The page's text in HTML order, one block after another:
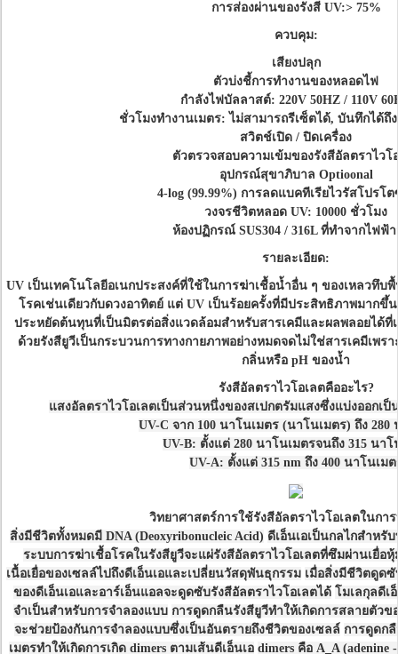
การส่องผ่านของรังสี UV:> 75%
ควบคุม:
เสียงปลุก
ตัวบ่งชี้การทำงานของหลอดไฟ
กำลังไฟบัลลาสต์: 220V 50HZ / 110V
ชั่วโมงทำงานเมตร: ไม่สามารถรีเซ็ตได้, บันทึกได้ถึง
สวิตช์เปิด / ปิดเครื่อง
ตัวตรวจสอบความเข้มของรังสีอัลตราไวโ
อุปกรณ์สุขาภิบาล Optioonal
4-log (99.99%) การลดแบคทีเรียไวรัสโปรโ
วงจรชีวิตหลอด UV: 10000 ชั่วโมง
ห้องปฏิกรณ์ SUS304 / 316L ที่ทำจากไฟฟ้
รายละเอียด:
UV เป็นเทคโนโลยีอเนกประสงค์ที่ใช้ในการฆ่าเชื้อน้ำอื่น ๆ ของเหลวทึบ
โรคเช่นเดียวกับดวงอาทิตย์ แต่ UV เป็นร้อยครั้งที่มีประสิทธิภาพมากขึ้
ประหยัดต้นทุนที่เป็นมิตรต่อสิ่งแวดล้อมสำหรับสารเคมีและผลพลอยได้ที่
ด้วยรังสียูวีเป็นกระบวนการทางกายภาพอย่างหมดจดไม่ใช่สารเคมีเพร
กลิ่นหรือ pH ของน้ำ
รังสีอัลตราไวโอเลตคืออะไร?
แสงอัลตราไวโอเลตเป็นส่วนหนึ่งของสเปกตรัมแสงซึ่งแบ่งออกเป็
UV-C จาก 100 นาโนเมตร (นาโนเมตร) ถึง 280
UV-B: ตั้งแต่ 280 นาโนเมตรจนถึง 315 นาโ
UV-A: ตั้งแต่ 315 nm ถึง 400 นาโนเมต
วิทยาศาสตร์การใช้รังสีอัลตราไวโอเลตในกา
สิ่งมีชีวิตทั้งหมดมี DNA (Deoxyribonucleic Acid) ดีเอ็นเอเป็นกลไกสำหรั
ระบบการฆ่าเชื้อโรคในรังสียูวีจะแผ่รังสีอัลตราไวโอเลตที่ซึมผ่านเยื่อ
เนื้อเยื่อของเซลล์ไปถึงดีเอ็นเอและเปลี่ยนวัสดุพันธุกรรม เมื่อสิ่งมีชีวิตดูดซั
ของดีเอ็นเอและอาร์เอ็นแอลจะดูดซับรังสีอัลตราไวโอเลตได้ โมเลกุลดี
จำเป็นสำหรับการจำลองแบบ การดูดกลืนรังสียูวีทำให้เกิดการสลายตัวข
จะช่วยป้องกันการจำลองแบบซึ่งเป็นอันตรายถึงชีวิตของเซลล์ การดูดก
เมตรทำให้เกิดการเกิด dimers ตามเส้นดีเอ็นเอ dimers คือ A_A (adenine